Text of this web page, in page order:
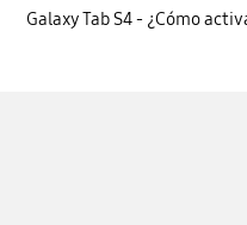
Galaxy Tab S4 - ¿Cómo